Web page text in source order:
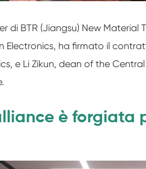
di BTR (Jiangsu) New
Electronics, ha firmato il
e Li Zikun, dean of the
è forgiata